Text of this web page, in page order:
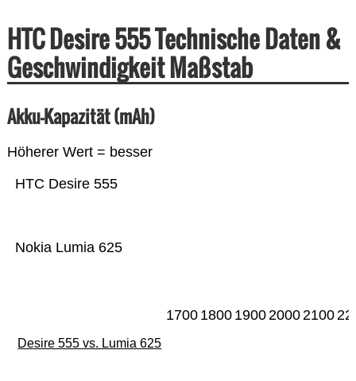
HTC Desire 555 Technische Daten &
Geschwindigkeit Maßstab
Akku-Kapazität (mAh)
Höherer Wert = besser
Nokia Lumia 625
HTC Desire 555
1700 1800 190020002100
Desire 555 vs. Lumia 625